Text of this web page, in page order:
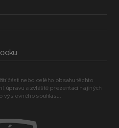
části nebo celého obsahu těchto
úpravu a zvláště prezentaci na jiných
výslovného souhlasu.